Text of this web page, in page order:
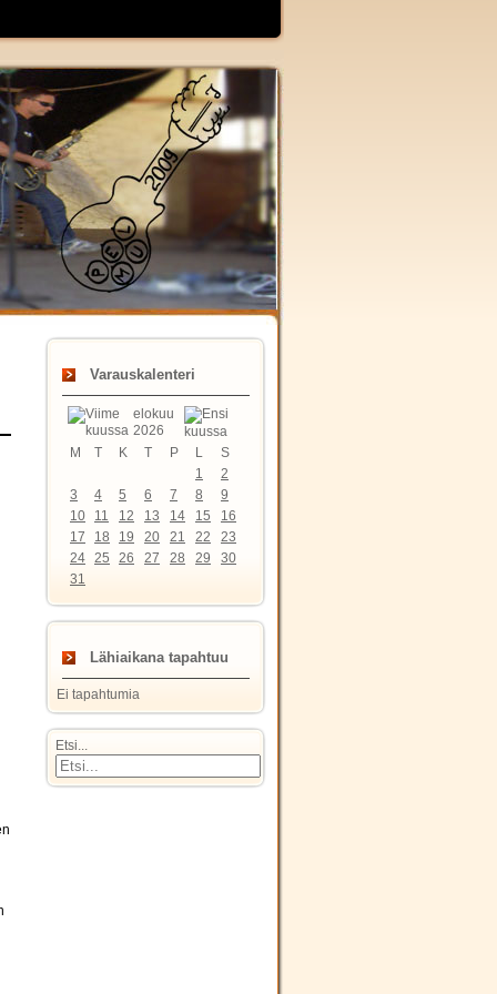
Varauskalenteri
elokuu
2026
M
T K T P L
S
1
2
3
4 5 6 7 8
9
10
11 12 13 14 15
16
17
18 19 20 21 22
23
24 25 26 27 28 29
30
31
Lähiaikana tapahtuu
Ei tapahtumia
Etsi...